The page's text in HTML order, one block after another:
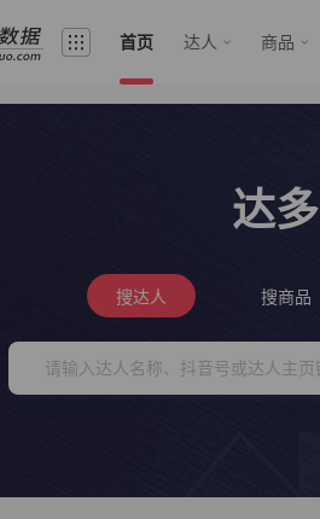
首页 达人 商品
达
搜达人 搜商品